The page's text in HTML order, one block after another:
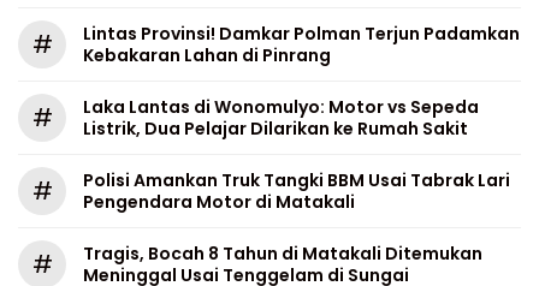
#
Lintas Provinsi! Damkar Polman Terjun Padamkan
Kebakaran Lahan di Pinrang
#
Laka Lantas di Wonomulyo: Motor vs Sepeda
Listrik, Dua Pelajar Dilarikan ke Rumah Sakit
#
Polisi Amankan Truk Tangki BBM Usai Tabrak Lari
Pengendara Motor di Matakali
#
Tragis, Bocah 8 Tahun di Matakali Ditemukan
Meninggal Usai Tenggelam di Sungai